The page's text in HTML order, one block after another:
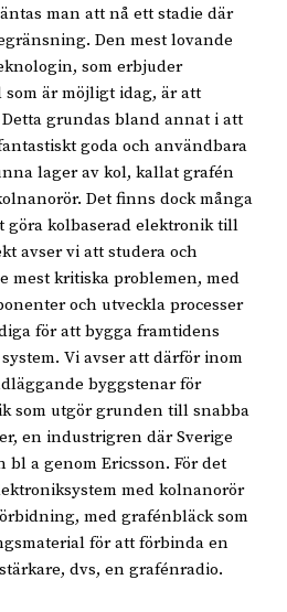
man att nå ett stadie där
Den mest lovande
som erbjuder
är möjligt idag, är att
grundas bland annat i att
goda och användbara
lager av kol, kallat grafén
Det finns dock många
göra kolbaserad elektronik till
avser vi att studera och
mest kritiska problemen, med
och utveckla processer
för att bygga framtidens
Vi avser att därför inom
byggstenar för
som utgör grunden till snabba
en industrigren där Sverige
a genom Ericsson. För det
med kolnanorör
med grafénbläck som
för att förbinda en
dvs, en grafénradio.